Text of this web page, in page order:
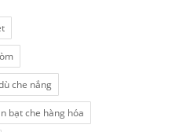
che nắng
bạt che hàng hóa